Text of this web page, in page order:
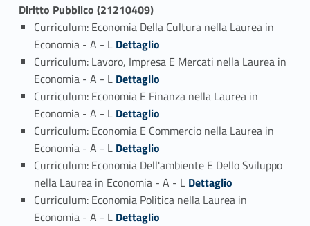
Diritto Pubblico (21210409)
Curriculum: Economia Della Cultura nella Laurea in
Economia - A - L Link identifier #identifier_person_48167-1
Dettaglio
Curriculum: Lavoro, Impresa E Mercati nella Laurea in
Economia - A - L Link identifier #identifier_person_17448-2
Dettaglio
Curriculum: Economia E Finanza nella Laurea in
Economia - A - L Link identifier #identifier_person_169075-3
Dettaglio
Curriculum: Economia E Commercio nella Laurea in
Economia - A - L Link identifier #identifier_person_73545-4
Dettaglio
Curriculum: Economia Dell'ambiente E Dello Sviluppo
nella Laurea in Economia - A - L Link identifier #identifier_person_184847-5
Dettaglio
Curriculum: Economia Politica nella Laurea in
Economia - A - L Link identifier #identifier_person_131050-6
Dettaglio